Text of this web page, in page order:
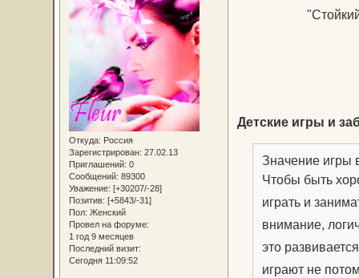
Откуда: Россия
Зарегистрирован: 27.02.13
Приглашений: 0
Сообщений: 89300
Уважение: [+30207/-28]
Позитив: [+5843/-31]
Пол: Женский
Провел на форуме:
1 год 9 месяцев
Последний визит:
Сегодня 11:09:52
Детские игры и
Значение игры
Чтобы быть
играть и
внимание,
это
играют не